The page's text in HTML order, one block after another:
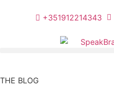
+351912214343
THE BLOG